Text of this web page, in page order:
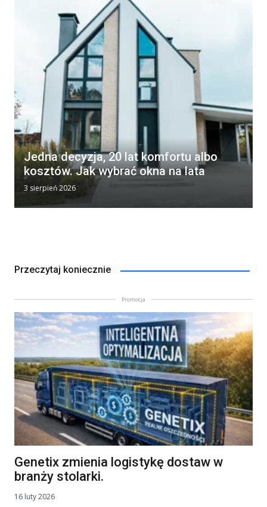
Jedna decyzja, 20 lat komfortu albo
kosztów. Jak wybrać okna na lata
3 sierpień 2026
Przeczytaj koniecznie
Promocja
Genetix zmienia logistykę dostaw w
branży stolarki.
16 luty 2026